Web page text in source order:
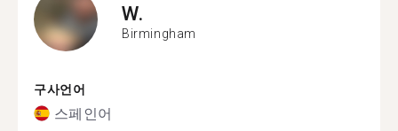
W.
Birmingham
구사언어
스페인어